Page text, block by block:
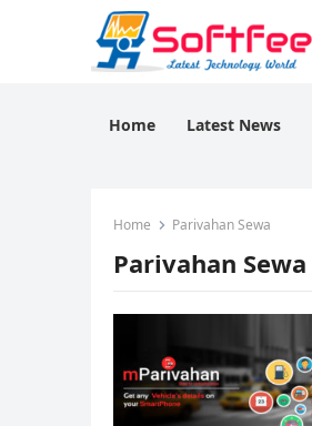
Home Latest News
Home Parivahan Sewa
Parivahan Sewa